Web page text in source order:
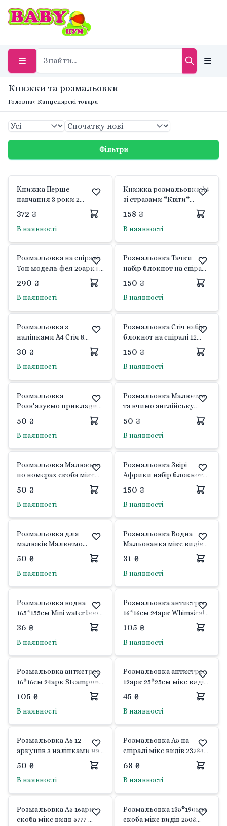
Книжки та розмальовки
Головна< Канцелярскі товари
Фільтри
Книжка Перше
навчання 3 роки 2
ЛП1428003У Ранок
372 ₴
В наявності
Книжка розмальовка А4
зі стразами *Квіти*
6аркушів 743371 1вересня
158 ₴
В наявності
Розмальовка на спіралі
Топ модель фея 20арк+1
290 ₴
В наявності
Розмальовка Тачки
набір блокнот на спіралі
12 арк фарба 6 кол олівці
воскові 8шт в блістері
31*21см 007 Китай
150 ₴
В наявності
Розмальовка з
наліпками А4 Стіч 8
аркушів скоба JYHF-Y159
Апельсин
30 ₴
В наявності
Розмальовка Стіч набір
блокнот на спіралі 12
арк фарба 6 кол олівці
воскові 8шт в блістері
31*21см 014 Китай
150 ₴
В наявності
Розмальовка
Розв'язуємо приклади
та малюємо скоба мікс
видів PM-57 Апельсин
50 ₴
В наявності
Розмальовка Малюємо
та вчимо англійську
скоба мікс видів PM-61
Апельсин
50 ₴
В наявності
Розмальовка Малюємо
по номерах скоба мікс
видів PM-62 Апельсин
50 ₴
В наявності
Розмальовка Звірі
Африки набір блокнот
на спіралі 12 арк фарба 6
кол олівці воскові 8шт в
блістері 31*21см 003
150 ₴
В наявності
Розмальовка для
малюків Малюємо
долоньками скоба мікс
видів PM-72 Апельсин
50 ₴
В наявності
Розмальовка Водна
Мальованка мікс видів
31 ₴
В наявності
Розмальовка водна
165*155см Mini water book
Апельсин
36 ₴
В наявності
Розмальовка антистрес
16*16см 24арк Whimsical
Fantasy 9133-23379 Фреш
105 ₴
В наявності
Розмальовка антистрес
16*16см 24арк Steampunk
105 ₴
В наявності
Розмальовка антистрес
12арк 25*25см мікс видів
45 ₴
В наявності
Розмальовка А6 12
аркушів з наліпками на
спіралі мікс видів 2713
Апельсин
50 ₴
В наявності
Розмальовка А5 на
спіралі мікс видів 232843
68 ₴
В наявності
Розмальовка А5 16арк
скоба мікс видв 5777-
Розмальовка 135*190мм
скоба мікс видів 2508